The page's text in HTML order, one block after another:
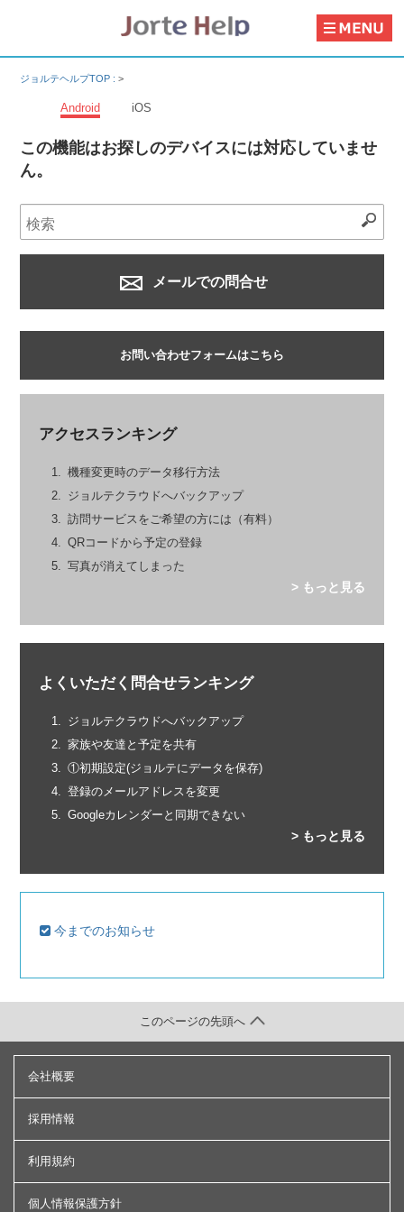
ジョルテヘルプTOP :>
Android iOS
この機能はお探しのデバイスには対応していませ
ん。
メールでの問合せ
お問い合わせフォームはこちら
アクセスランキング
機種変更時のデータ移行方法
ジョルテクラウドへバックアップ
訪問サービスをご希望の方には（有料）
QRコードから予定の登録
写真が消えてしまった
> もっと見る
よくいただく問合せランキング
ジョルテクラウドへバックアップ
家族や友達と予定を共有
①初期設定(ジョルテにデータを保存)
登録のメールアドレスを変更
Googleカレンダーと同期できない
> もっと見る
今までのお知らせ
会社概要
採用情報
利用規約
個人情報保護方針
このページの先頭へ